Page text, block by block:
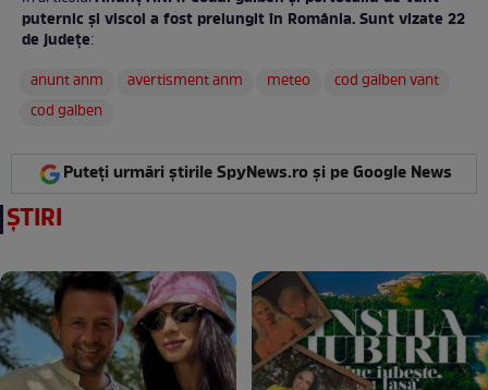
puternic și viscol a fost prelungit în România. Sunt vizate 22
de județe:
anunt anm
avertisment anm meteo
cod galben vant
cod galben
Puteți urmări știrile SpyNews.ro și pe Google News
ȘTIRI